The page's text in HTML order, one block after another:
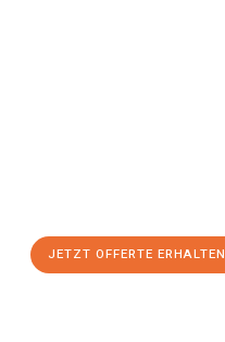
JETZT OFFERTE ERHALTEN